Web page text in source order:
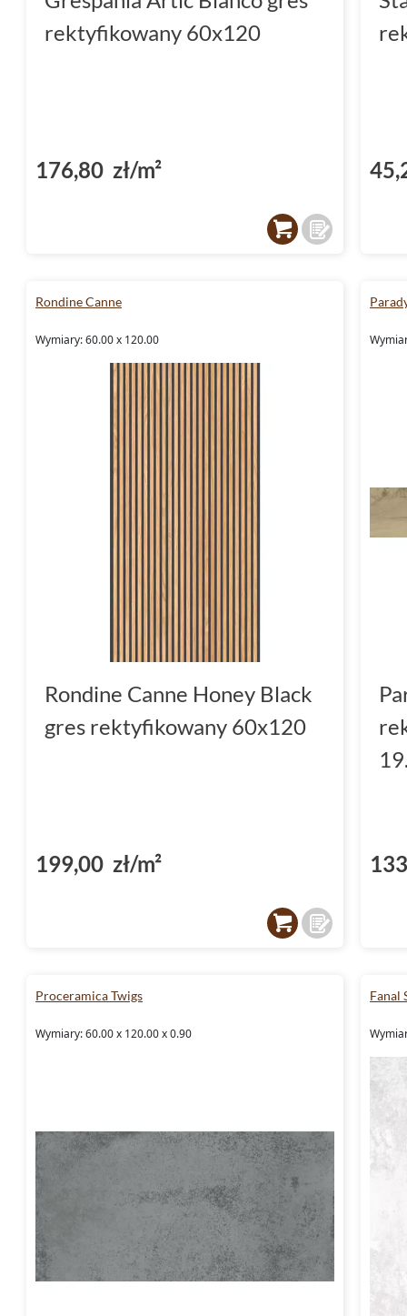
rektyfikowany 60x120
176,80 zł/m²
Rondine Canne
Wymiary: 60.00 x 120.00
Rondine Canne Honey Black
gres rektyfikowany 60x120
199,00 zł/m²
Proceramica Twigs
Wymiary: 60.00 x 120.00 x 0.90
Fanal